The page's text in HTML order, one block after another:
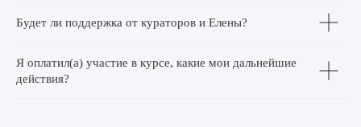
Будет ли поддержка от кураторов и Елены?
Я оплатил(а) участие в курсе, какие мои дальнейшие
действия?